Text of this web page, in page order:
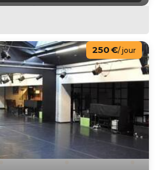
250 €/ jour